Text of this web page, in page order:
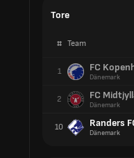
Tore
# Team
1 FC
Dänemark
2 FC
Dänemark
10 Randers
Dänemark